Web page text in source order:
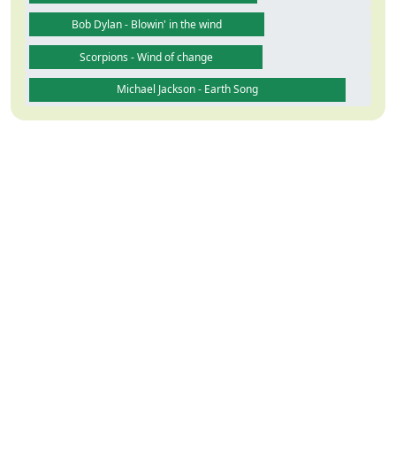
Bob Dylan - Blowin' in the wind
Scorpions - Wind of change
Michael Jackson - Earth Song